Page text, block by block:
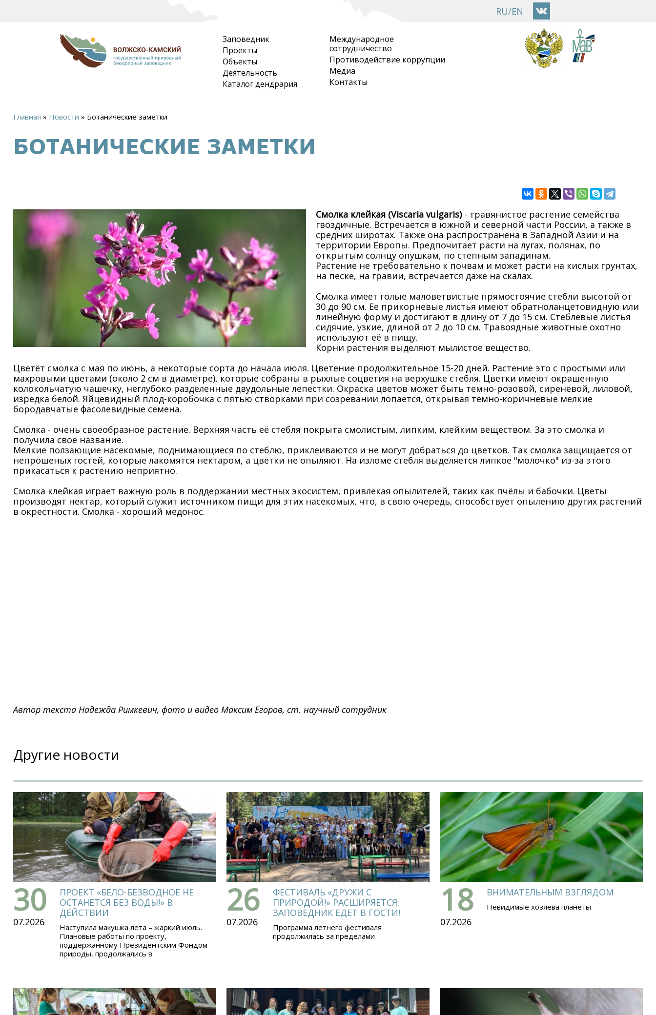
RU/EN
Заповедник
Проекты
Объекты
Деятельность
Каталог дендрария
Международное
сотрудничество
Противодействие коррупции
Медиа
Контакты
здесь
Главная » Новости » Ботанические заметки
БОТАНИЧЕСКИЕ ЗАМЕТКИ
Смолка клейкая (Viscaria vulgaris)- травянистое растение семейства
гвоздичные. Встречается в южной и северной части России, а также в
средних широтах. Также она распространена в Западной Азии и на
территории Европы. Предпочитает расти на лугах, полянах, по
открытым солнцу опушкам, по степным западинам.
Растение не требовательно к почвам и может расти на кислых грунтах,
на песке, на гравии, встречается даже на скалах.
Смолка имеет голые маловетвистые прямостоячие стебли высотой от
30 до 90 см. Ее прикорневые листья имеют обратноланцетовидную или
линейную форму и достигают в длину от 7 до 15 см. Стеблевые листья
сидячие, узкие, длиной от 2 до 10 см. Травоядные животные охотно
используют её в пищу.
Корни растения выделяют мылистое вещество.
Цветёт смолка с мая по июнь, а некоторые сорта до начала июля. Цветение продолжительное 15-20 дней. Растение это с простыми или
махровыми цветами (около 2 см в диаметре), которые собраны в рыхлые соцветия на верхушке стебля. Цветки имеют окрашенную
колокольчатую чашечку, неглубоко разделенные двудольные лепестки. Окраска цветов может быть темно-розовой, сиреневой, лиловой,
изредка белой. Яйцевидный плод-коробочка с пятью створками при созревании лопается, открывая тёмно-коричневые мелкие
бородавчатые фасолевидные семена.
Смолка - очень своеобразное растение. Верхняя часть её стебля покрыта смолистым, липким, клейким веществом. За это смолка и
получила своё название.
Мелкие ползающие насекомые, поднимающиеся по стеблю, приклеиваются и не могут добраться до цветков. Так смолка защищается от
непрошеных гостей, которые лакомятся нектаром, а цветки не опыляют. На изломе стебля выделяется липкое "молочко" из-за этого
прикасаться к растению неприятно.
Смолка клейкая играет важную роль в поддержании местных экосистем, привлекая опылителей, таких как пчёлы и бабочки. Цветы
производят нектар, который служит источником пищи для этих насекомых, что, в свою очередь, способствует опылению других растений
в окрестности. Смолка - хороший медонос.
Автор текста Надежда Римкевич, фото и видео Максим Егоров, ст. научный сотрудник
Другие новости
30
07.2026
ПРОЕКТ «БЕЛО-БЕЗВОДНОЕ НЕ
ОСТАНЕТСЯ БЕЗ ВОДЫ!» В
ДЕЙСТВИИ
Наступила макушка лета – жаркий июль.
Плановые работы по проекту,
поддержанному Президентским Фондом
природы, продолжались в
26
07.2026
ФЕСТИВАЛЬ «ДРУЖИ С
ПРИРОДОЙ!» РАСШИРЯЕТСЯ:
ЗАПОВЕДНИК ЕДЕТ В ГОСТИ!
Программа летнего фестиваля
продолжилась за пределами
18
07.2026
ВНИМАТЕЛЬНЫМ ВЗГЛЯДОМ
Невидимые хозяева планеты